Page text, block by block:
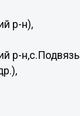
р-н),
р-